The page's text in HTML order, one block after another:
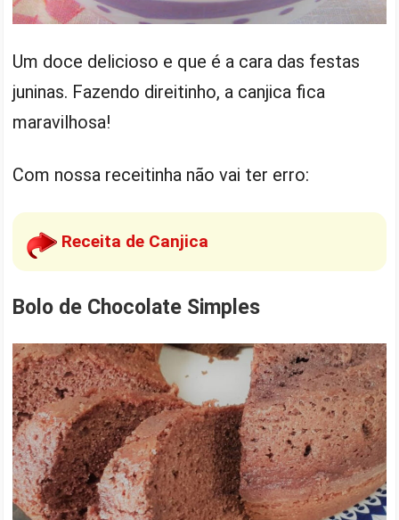
Um doce delicioso e que é a cara das festas
juninas. Fazendo direitinho, a canjica fica
maravilhosa!
Com nossa receitinha não vai ter erro:
Receita de Canjica
Bolo de Chocolate Simples